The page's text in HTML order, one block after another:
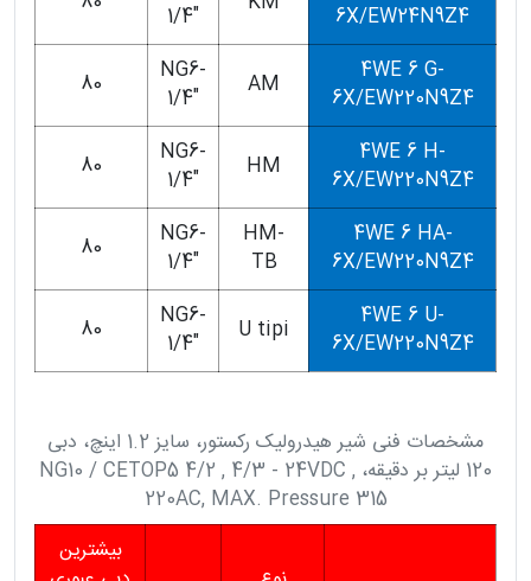
6X/EW24N9Z4
1/4"
4WE 6 G-
6X/EW220N9Z4
AM
NG6-
1/4"
80
4WE 6 H-
6X/EW220N9Z4
HM
NG6-
1/4"
80
4WE 6 HA-
6X/EW220N9Z4
HM-
TB
NG6-
1/4"
80
4WE 6 U-
6X/EW220N9Z4
U tipi
NG6-
1/4"
80
مشخصات فنی شیر هیدرولیک رکستور، سایز 1.2 اینچ، دبی
120 لیتر بر دقیقه، NG10 / CETOP5 4/2 , 4/3 - 24VDC ,
220AC, MAX. Pressure 315
بیشترین